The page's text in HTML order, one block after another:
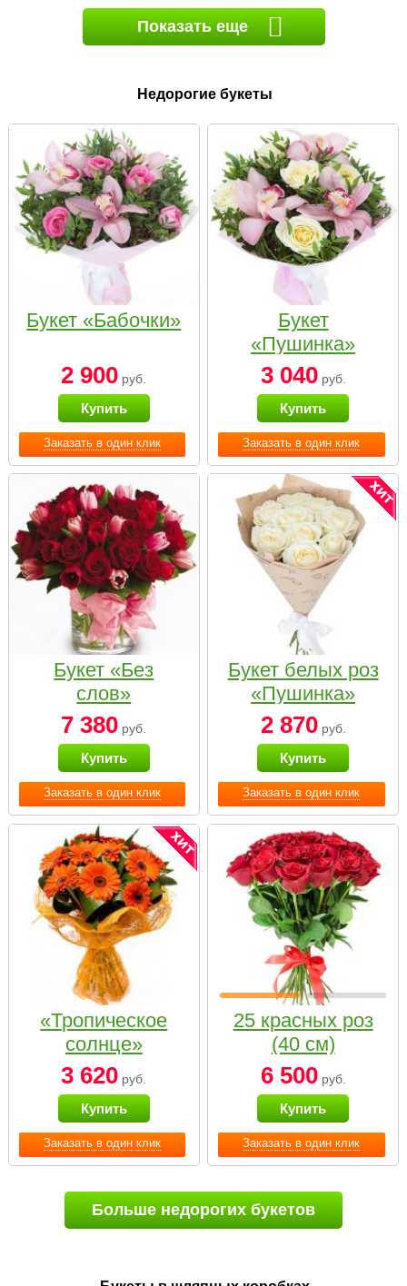
Показать еще
Недорогие букеты
Заказать в один клик
Букет «Бабочки»
2 900 руб.
Купить
Заказать в один клик
Букет
«Пушинка»
3 040руб.
Купить
Заказать в один клик
Букет «Без
слов»
7 380 руб.
Купить
Заказать в один клик
Букет белых роз
«Пушинка»
2 870руб.
Купить
Заказать в один клик
«Тропическое
солнце»
3 620 руб.
Купить
Заказать в один клик
25 красных роз
(40 см)
6 500руб.
Купить
Больше недорогих букетов